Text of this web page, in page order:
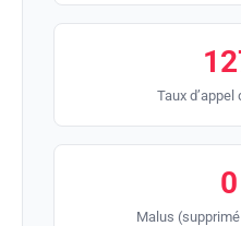
Taux
Malus